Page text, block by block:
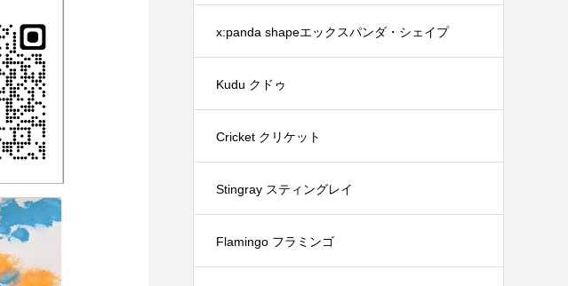
x:panda shapeエックスパンダ・シェイプ
Kudu クドゥ
Cricket クリケット
Stingray スティングレイ
Flamingo フラミンゴ